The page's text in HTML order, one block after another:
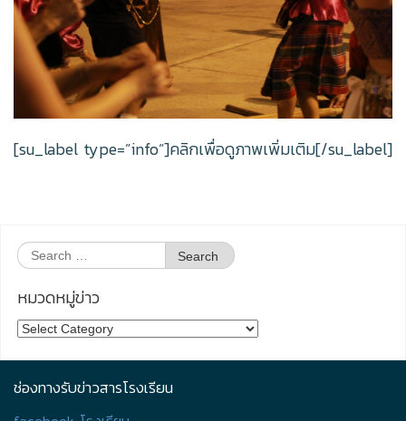
[su_label type=”info”]คลิกเพื่อดูภาพเพิ่มเติม[/su_label]
Search
for:
หมวดหมู่ข่าว
หมวด
ช่องทางรับข่าวสารโรงเรียน